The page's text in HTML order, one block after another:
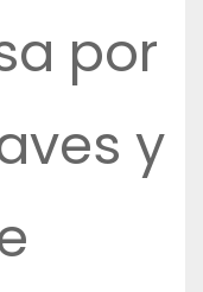
por
y